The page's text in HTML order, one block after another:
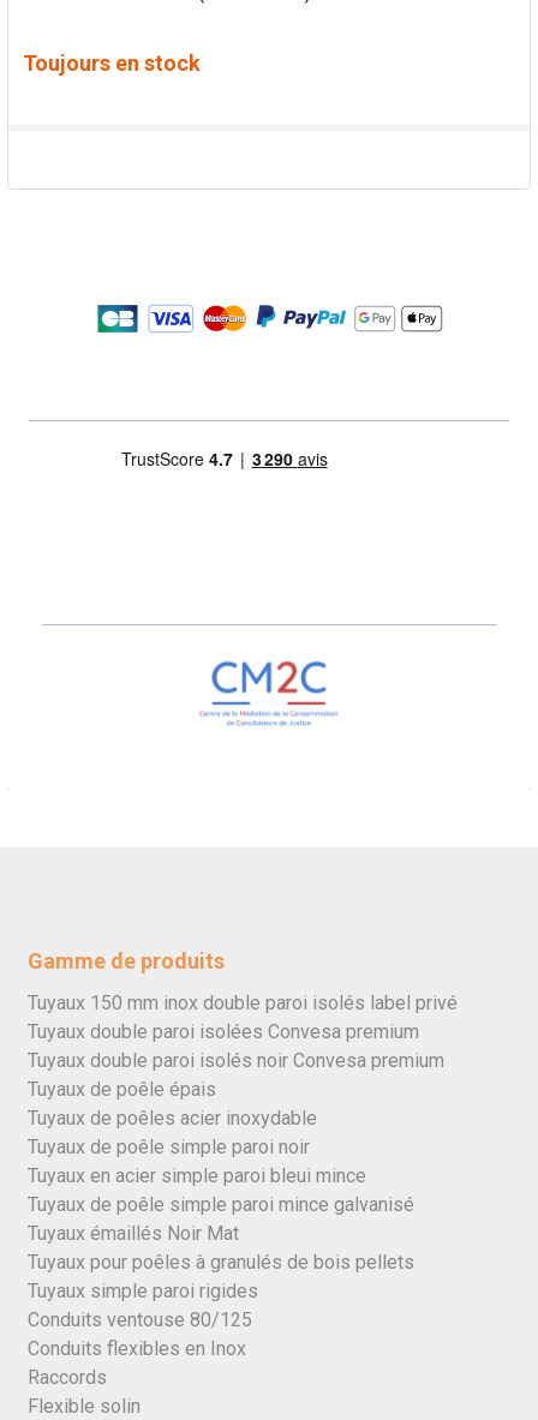
Toujours en stock
Gamme de produits
Tuyaux 150 mm inox double paroi isolés label privé
Tuyaux double paroi isolées Convesa premium
Tuyaux double paroi isolés noir Convesa premium
Tuyaux de poêle épais
Tuyaux de poêles acier inoxydable
Tuyaux de poêle simple paroi noir
Tuyaux en acier simple paroi bleui mince
Tuyaux de poêle simple paroi mince galvanisé
Tuyaux émaillés Noir Mat
Tuyaux pour poêles à granulés de bois pellets
Tuyaux simple paroi rigides
Conduits ventouse 80/125
Conduits flexibles en Inox
Raccords
Flexible solin